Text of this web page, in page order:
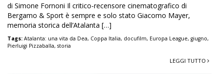
di Simone Fornoni Il critico-recensore cinematografico di
Bergamo & Sport è sempre e solo stato Giacomo Mayer,
memoria storica dell’Atalanta […]
Tags: Atalanta: una vita da Dea, Coppa Italia, docufilm, Europa League, giugno,
Pierluigi Pizzaballa, storia
LEGGI TUTTO